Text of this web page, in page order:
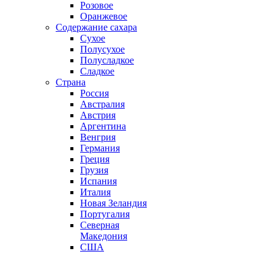
Розовое
Оранжевое
Содержание сахара
Сухое
Полусухое
Полусладкое
Сладкое
Страна
Россия
Австралия
Австрия
Аргентина
Венгрия
Германия
Греция
Грузия
Испания
Италия
Новая Зеландия
Португалия
Северная
Македония
США